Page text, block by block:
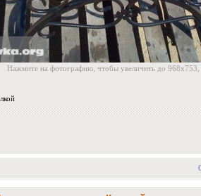
Нажмите на фотографию, чтобы увеличить до